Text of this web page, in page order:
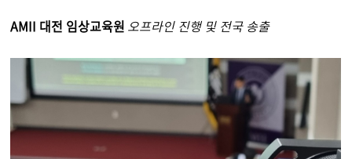
AMII 대전 임상교육원 오프라인 진행 및 전국 송출